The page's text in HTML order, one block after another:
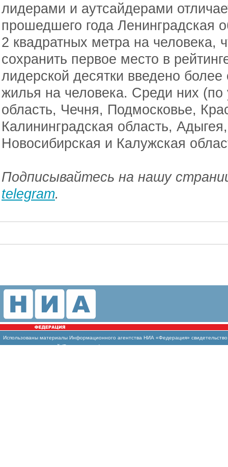
лидерами и аутсайдерами
прошедшего года Ленинградская
2 квадратных метра на человека,
сохранить первое место в
лидерской десятки введено более
жилья на человека. Среди них
область, Чечня, Подмосковье,
Калининградская область,
Новосибирская и Калужская
Подписывайтесь на нашу
telegram.
Использованы материалы Информационного агентства НИА «Федерация»
массовых коммуникаций (Роскомнадзор)